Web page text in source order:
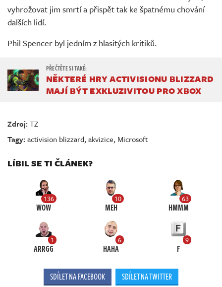
vyhrožovat jim smrtí a přispět tak ke špatnému chování
dalších lidí.
Phil Spencer byl jedním z hlasitých kritiků.
NĚKTERÉ HRY ACTIVISIONU BLIZZARD
MAJÍ BÝT EXKLUZIVITOU PRO XBOX
Zdroj:TZ
Tagy:activision blizzard,akvizice, Microsoft
LÍBIL SE TI ČLÁNEK?
136
WOW
10
MEH
63
HMMM
1
ARRGG
6
HAHA
9
F
SDÍLET NA FACEBOOK SDÍLET NA TWITTER